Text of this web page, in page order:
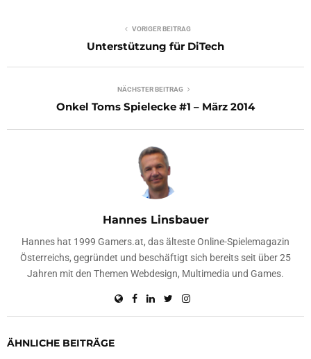
VORIGER BEITRAG
Unterstützung für DiTech
NÄCHSTER BEITRAG
Onkel Toms Spielecke #1 – März 2014
Hannes Linsbauer
Hannes hat 1999 Gamers.at, das älteste Online-Spielemagazin
Österreichs, gegründet und beschäftigt sich bereits seit über 25
Jahren mit den Themen Webdesign, Multimedia und Games.
ÄHNLICHE BEITRÄGE